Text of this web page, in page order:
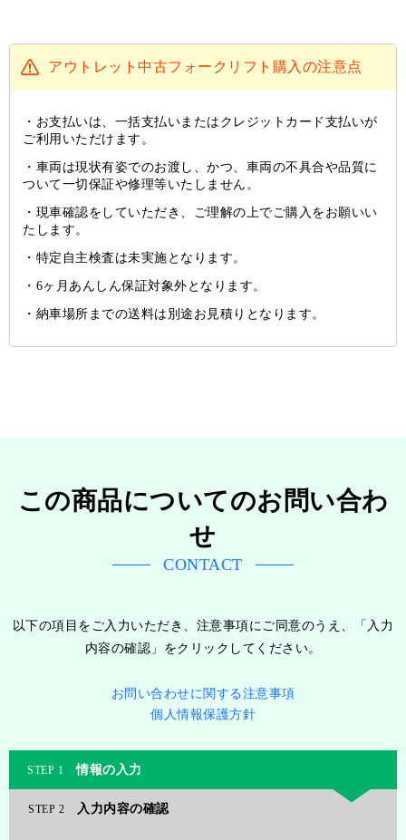
アウトレット中古フォークリフト購入の注意点
お支払いは、一括支払いまたはクレジットカード支払いが
ご利用いただけます。
車両は現状有姿でのお渡し、かつ、車両の不具合や品質に
ついて一切保証や修理等いたしません。
現車確認をしていただき、ご理解の上でご購入をお願いい
たします。
特定自主検査は未実施となります。
6ヶ月あんしん保証対象外となります。
納車場所までの送料は別途お見積りとなります。
この商品についてのお問い合わ
せ
CONTACT
以下の項目をご入力いただき、注意事項にご同意のうえ、「入力
内容の確認」をクリックしてください。
お問い合わせに関する注意事項
個人情報保護方針
1 情報の入力
2 入力内容の確認